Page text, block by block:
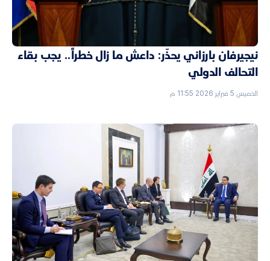
نيجيرفان بارزاني يحذّر: داعش ما زال خطراً.. يجب بقاء
التحالف الدولي
الخميس 5 فبراير 2026 11:55 م